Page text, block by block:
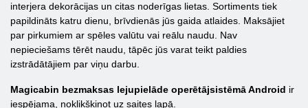
interjera dekorācijas un citas noderīgas lietas. Sortiments tiek
papildināts katru dienu, brīvdienās jūs gaida atlaides. Maksājiet
par pirkumiem ar spēles valūtu vai reālu naudu. Nav
nepieciešams tērēt naudu, tāpēc jūs varat teikt paldies
izstrādātājiem par viņu darbu.
Magicabin bezmaksas lejupielāde operētājsistēmā Android ir
iespējama, noklikšķinot uz saites lapā.